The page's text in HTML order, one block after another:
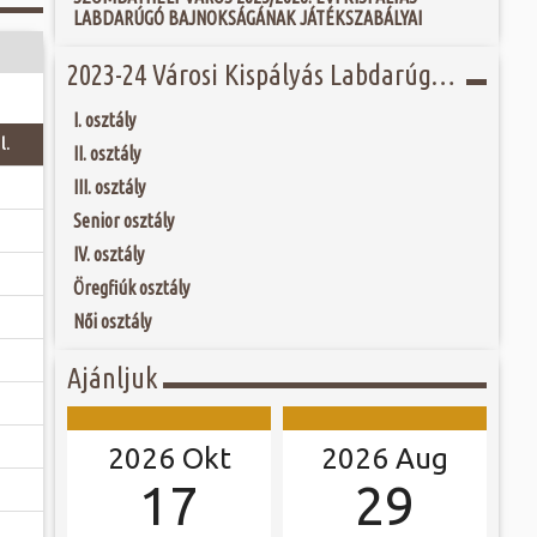
Kossuth-díjas
modern
szülővárosának
egyben
a
játékkal és
a lépést a
LABDARÚGÓ BAJNOKSÁGÁNAK JÁTÉKSZABÁLYAI
2023-24 Városi Kispályás Labdarúgó Bajnokság
I. osztály
II. osztály
III. osztály
Senior osztály
IV. osztály
Öregfiúk osztály
Női osztály
Ajánljuk
2026 Okt
17
2026 Aug
29